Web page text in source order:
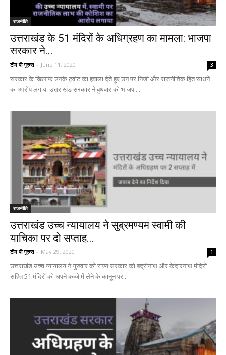
राजनीति
उत्तराखंड के 51 मंदिरों के अधिग्रहण का मामला: भाजपा
सरकार ने...
टीम पी गुरुस - June 11, 2020 3
सरकार के खिलाफ उनके ट्वीट का हवाला देते हुए उन पर निजी और राजनीतिक हित साधने
का आरोप लगाया उत्तराखंड सरकार ने बुधवार को भाजपा...
राजनीति
उत्तराखंड उच्च न्यायालय ने सुब्रमण्यम स्वामी की
याचिका पर दो सप्ताह...
टीम पी गुरुस - May 29, 2020 1
उत्तराखंड उच्च न्यायालय ने गुरुवार को राज्य सरकार को बद्रीनाथ और केदारनाथ मंदिरों
सहित 51 मंदिरों को अपने कब्जे में लेने के कानून पर...